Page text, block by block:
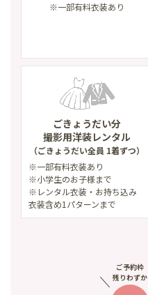
※一部有料衣装あり
ごきょうだい分
撮影用洋装レンタル
（ごきょうだい全員 1着ずつ）
※一部有料衣装あり
※小学生のお子様まで
※レンタル衣装・お持ち込み
衣装含め1パターンまで
ご予約枠
残りわずか